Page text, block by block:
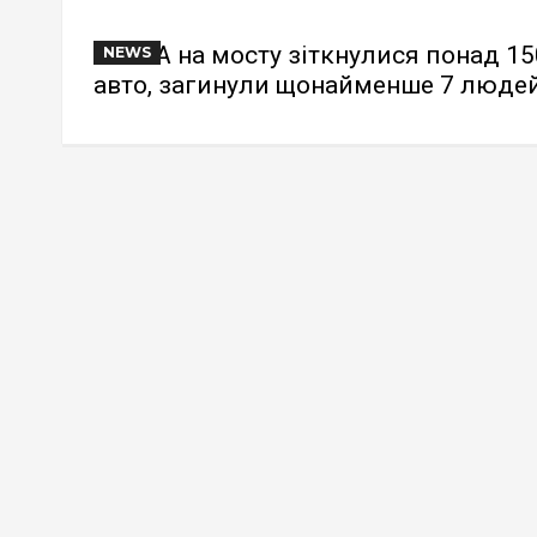
NEWS
У США на мосту зіткнулися понад
авто, загинули щонайменше 7